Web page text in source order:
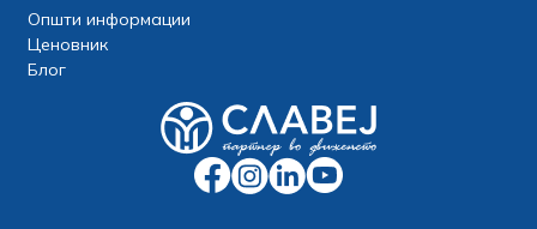
Општи информации
Ценовник
Блог